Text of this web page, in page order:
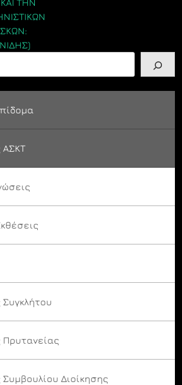
ΤΗΝ
ΑΣΚΤ
Συγκλήτου
Πρυτανείας
Συμβουλίου Διοίκησης